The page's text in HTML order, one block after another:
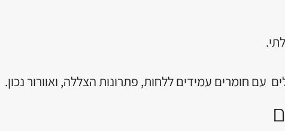
חומרים עמידים ללחות, פתרונות הצללה, ואוורור נכון.